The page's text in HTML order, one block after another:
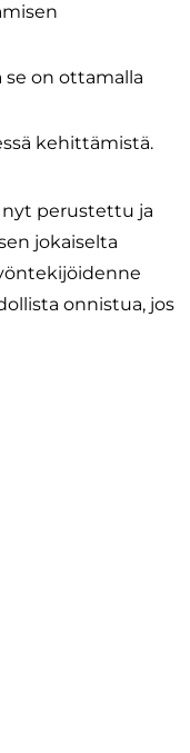
on ottamalla
kehittämistä.
nyt perustettu ja
jokaiselta
onnistua, jos